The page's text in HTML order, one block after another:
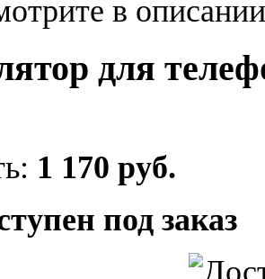
в
для
1 170 руб.
под заказ